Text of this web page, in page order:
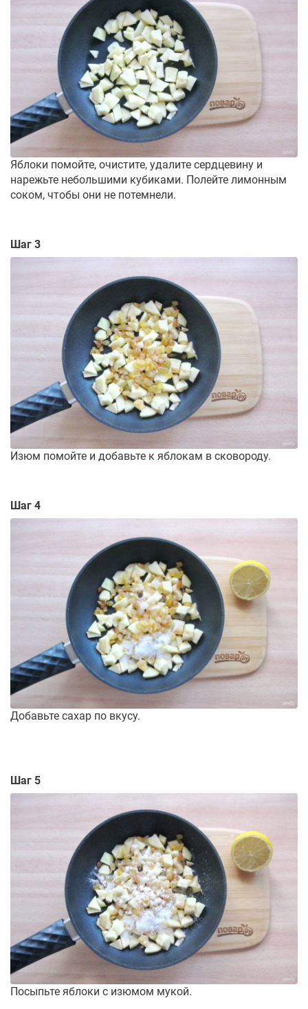
Яблоки помойте, очистите, удалите сердцевину и
нарежьте небольшими кубиками. Полейте лимонным
соком, чтобы они не потемнели.
Шаг 3
Изюм помойте и добавьте к яблокам в сковороду.
Шаг 4
Добавьте сахар по вкусу.
Шаг 5
Посыпьте яблоки с изюмом мукой.